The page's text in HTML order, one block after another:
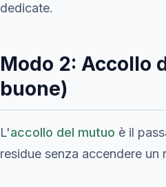
dedicate.
Modo 2: Accollo
buone)
L'accollo del mutuo è il
residue senza accendere un